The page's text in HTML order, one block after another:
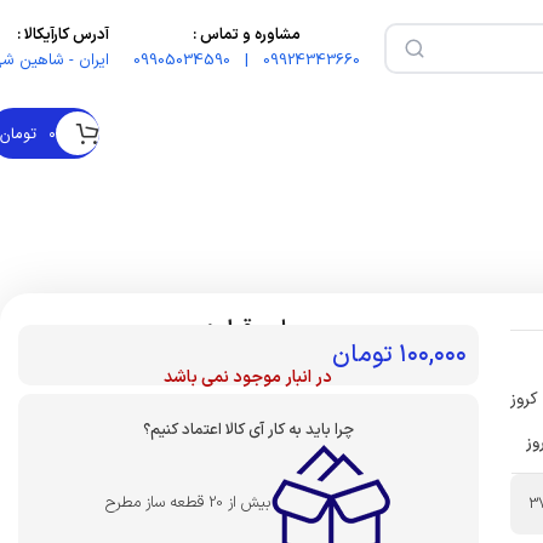
مشاوره و تماس :
09924343660 | 09905034590
آدرس کارآیکالا :
ایران - شاهین
۰ تومان
کروز
بهای قطعه :
۱۰۰,۰۰۰ تومان
در انبار موجود نمی باشد
چرا باید به کار آی کالا اعتماد کنیم؟
بیش از 20 قطعه ساز مطرح